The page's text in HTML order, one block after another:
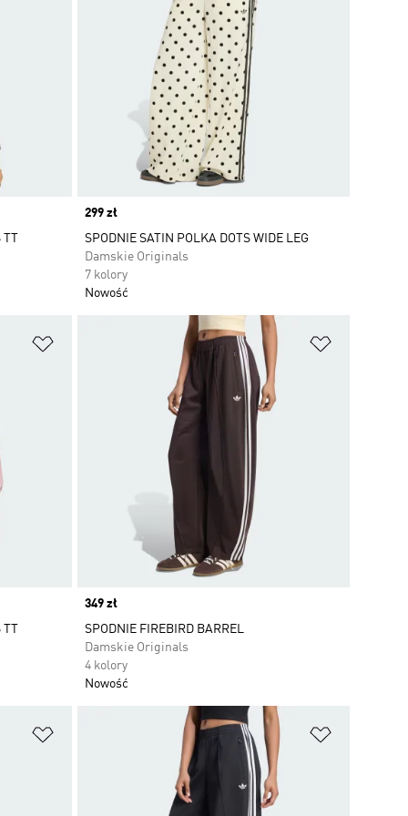
TT
Price
299 zł
SPODNIE SATIN POLKA DOTS WIDE LEG
Damskie Originals
7 kolory
Nowość
Dodaj do listy życzeń
Price
349 zł
SPODNIE FIREBIRD BARREL
Damskie Originals
4 kolory
Nowość
Dodaj do listy życzeń